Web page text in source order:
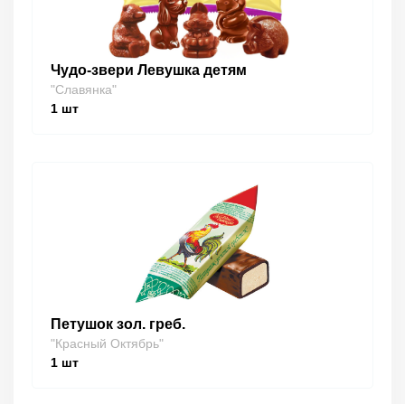
Чудо-звери Левушка детям
"Славянка"
1 шт
Петушок зол. греб.
"Красный Октябрь"
1 шт